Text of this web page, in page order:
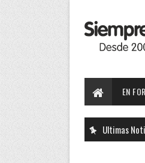
EN
Ultimas